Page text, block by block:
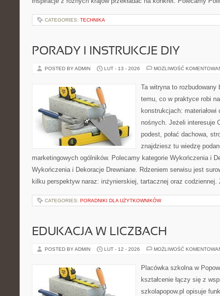
CATEGORIES: TECHNIKA
PORADY I INSTRUKCJE DIY
POSTED BY ADMIN LUT - 13 - 2026 MOŻLIWOŚĆ
Ta witryna to rozbudowany
temu, co w praktyce robi
konstrukcjach:
nośnych. Jeżeli interesuje
podest, połać dachowa,
znajdziesz tu wiedzę
marketingowych ogólników. Polecamy kategorie Wykończenia i
Wykończenia i Dekoracje Drewniane. Rdzeniem serwisu jest
kilku perspektyw naraz: inżynierskiej, tartacznej oraz
CATEGORIES: PORADNIKI DLA UŻYTKOWNIKÓW
EDUKACJA W LICZBACH
POSTED BY ADMIN LUT - 12 - 2026 MOŻLIWOŚĆ
Placówka szkolna w
kształcenie łączy się z
szkolapopow.pl opisuje